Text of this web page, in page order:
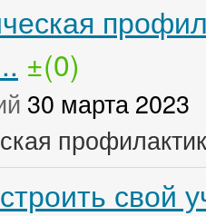
±(0)
30 марта 2023
свой